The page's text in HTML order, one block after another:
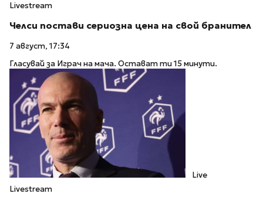
Livestream
Челси постави сериозна цена на свой бранител
7 август, 17:34
Гласувай за Играч на мача. Остават ти 15 минути.
Live
Livestream